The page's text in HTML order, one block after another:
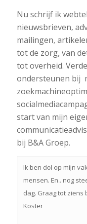
Nu schrijf ik
nieuwsbrieven,
mailingen,
tot de zorg, van
tot overheid.
ondersteunen bij
start van mijn
bij B&A Groep.
Ik ben dol op mijn
mensen. En.. nog
dag. Graag tot ziens
Koster